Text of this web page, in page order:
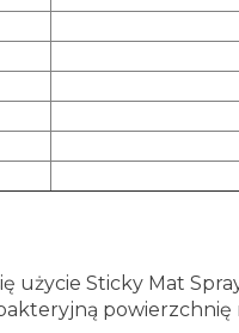
użycie Sticky Mat
powierzchnię